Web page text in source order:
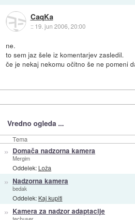
CaqKa
:: 19. jun 2006, 20:00
ne.
to sem jaz šele iz komentarjev zasledil.
če je nekaj nekomu očitno še ne pomeni
Vredno ogleda ...
Tema
» Domača nadzorna kamera
Mergim
Oddelek: Loža
» Nadzorna kamera
bedak
Oddelek: Kaj kupiti
» Kamera za nadzor adaptacije